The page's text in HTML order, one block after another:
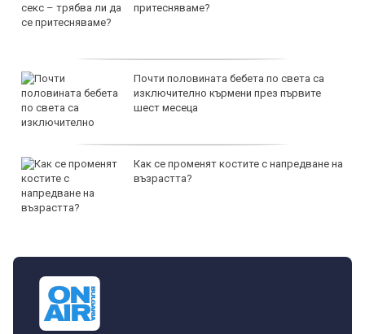
притесняваме?
Почти половината бебета по света са
изключително кърмени през първите
шест месеца
Как се променят костите с напредване на
възрастта?